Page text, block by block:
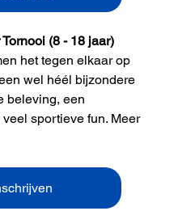
(8 - 18 jaar)
het tegen elkaar op
wel héél bijzondere
beleving, een
sportieve fun. Meer